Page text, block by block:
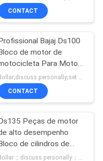
17
tempos
CONTACT
Bajaj Ds100
de motor de
Para Moto
Peças do motor
CONTACT
Peças de motor
alto desempenho
de cilindros de
de alta